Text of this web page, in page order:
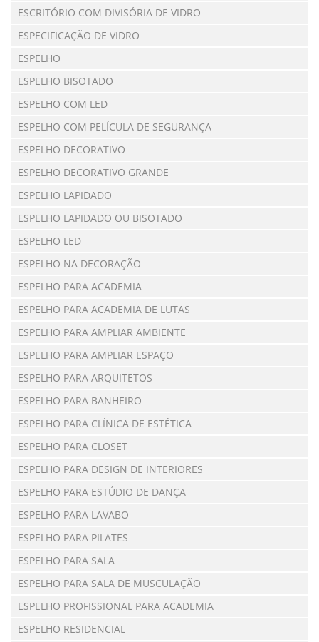
ESCRITÓRIO COM DIVISÓRIA DE VIDRO
ESPECIFICAÇÃO DE VIDRO
ESPELHO
ESPELHO BISOTADO
ESPELHO COM LED
ESPELHO COM PELÍCULA DE SEGURANÇA
ESPELHO DECORATIVO
ESPELHO DECORATIVO GRANDE
ESPELHO LAPIDADO
ESPELHO LAPIDADO OU BISOTADO
ESPELHO LED
ESPELHO NA DECORAÇÃO
ESPELHO PARA ACADEMIA
ESPELHO PARA ACADEMIA DE LUTAS
ESPELHO PARA AMPLIAR AMBIENTE
ESPELHO PARA AMPLIAR ESPAÇO
ESPELHO PARA ARQUITETOS
ESPELHO PARA BANHEIRO
ESPELHO PARA CLÍNICA DE ESTÉTICA
ESPELHO PARA CLOSET
ESPELHO PARA DESIGN DE INTERIORES
ESPELHO PARA ESTÚDIO DE DANÇA
ESPELHO PARA LAVABO
ESPELHO PARA PILATES
ESPELHO PARA SALA
ESPELHO PARA SALA DE MUSCULAÇÃO
ESPELHO PROFISSIONAL PARA ACADEMIA
ESPELHO RESIDENCIAL